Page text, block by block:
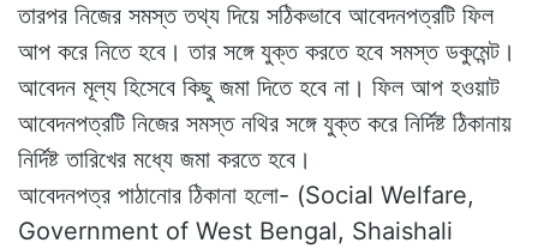
তারপর নিজের সমস্ত তথ্য দিয়ে সঠিকভাবে আবেদনপত্রটি ফিল
আপ করে নিতে হবে। তার সঙ্গে যুক্ত করতে হবে সমস্ত ডকুমেন্ট।
আবেদন মূল্য হিসেবে কিছু জমা দিতে হবে না। ফিল আপ হওয়াট
আবেদনপত্রটি নিজের সমস্ত নথির সঙ্গে যুক্ত করে নির্দিষ্ট ঠিকানায়
নির্দিষ্ট তারিখের মধ্যে জমা করতে হবে।
আবেদনপত্র পাঠানোর ঠিকানা হলো- (Social Welfare,
Government of West Bengal, Shaishali